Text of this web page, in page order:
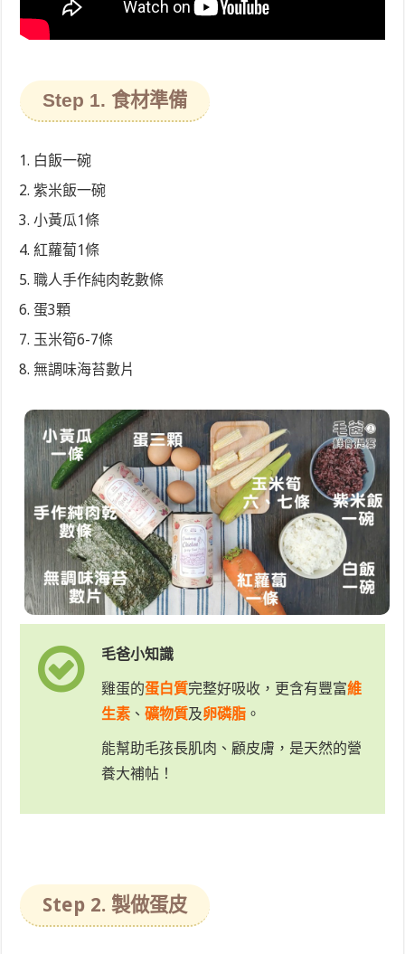
Step 1. 食材準備
白飯一碗
紫米飯一碗
小黃瓜1條
紅蘿蔔1條
職人手作純肉乾數條
蛋3顆
玉米筍6-7條
無調味海苔數片
毛爸小知識
雞蛋的蛋白質完整好吸收，更含有豐富維
生素 、礦物質及卵磷脂 。
能幫助毛孩長肌肉、顧皮膚，是天然的營
養大補帖！
Step 2. 製做蛋皮